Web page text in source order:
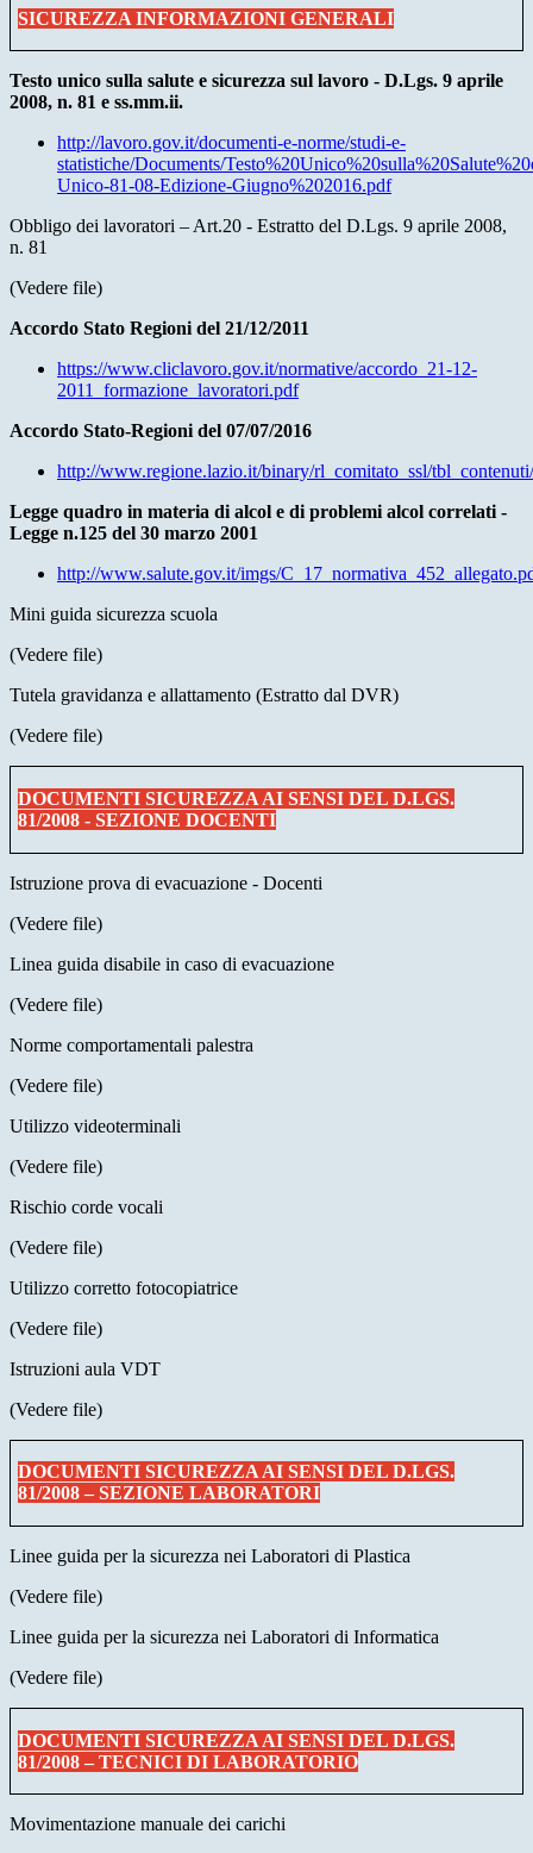
SICUREZZA INFORMAZIONI GENERALI
Testo unico sulla salute e sicurezza sul lavoro - D.Lgs. 9 aprile
2008, n. 81 e ss.mm.ii.
http://lavoro.gov.it/documenti-e-norme/studi-e-
statistiche/Documents/
Unico-81-08-Edizione-Giugno%202016.pdf
Obbligo dei lavoratori – Art.20 - Estratto del D.Lgs. 9 aprile 2008,
n. 81
(Vedere file)
Accordo Stato Regioni del 21/12/2011
https://www.cliclavoro.gov.it/normative/accordo_21-12-
2011_formazione_lavoratori.pdf
Accordo Stato-Regioni del 07/07/2016
http://www.regione.lazio.it/binary/rl_comitato_ssl/
Legge quadro in materia di alcol e di problemi alcol correlati -
Legge n.125 del 30 marzo 2001
http://www.salute.gov.it/imgs/
Mini guida sicurezza scuola
(Vedere file)
Tutela gravidanza e allattamento (Estratto dal DVR)
(Vedere file)
DOCUMENTI SICUREZZA AI SENSI DEL D.LGS.
81/2008 - SEZIONE DOCENTI
Istruzione prova di evacuazione - Docenti
(Vedere file)
Linea guida disabile in caso di evacuazione
(Vedere file)
Norme comportamentali palestra
(Vedere file)
Utilizzo videoterminali
(Vedere file)
Rischio corde vocali
(Vedere file)
Utilizzo corretto fotocopiatrice
(Vedere file)
Istruzioni aula VDT
(Vedere file)
DOCUMENTI SICUREZZA AI SENSI DEL D.LGS.
81/2008 – SEZIONE LABORATORI
Linee guida per la sicurezza nei Laboratori di Plastica
(Vedere file)
Linee guida per la sicurezza nei Laboratori di Informatica
(Vedere file)
DOCUMENTI SICUREZZA AI SENSI DEL D.LGS.
81/2008 – TECNICI DI LABORATORIO
Movimentazione manuale dei carichi